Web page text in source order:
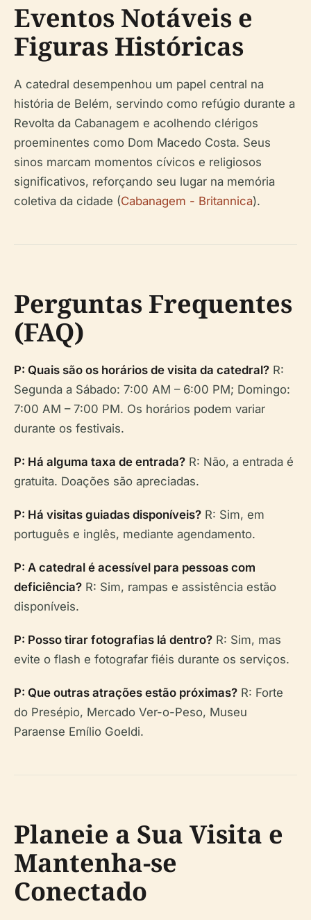
Eventos Notáveis e
Figuras Históricas
A catedral desempenhou um papel central na
história de Belém, servindo como refúgio durante a
Revolta da Cabanagem e acolhendo clérigos
proeminentes como Dom Macedo Costa. Seus
sinos marcam momentos cívicos e religiosos
significativos, reforçando seu lugar na memória
coletiva da cidade (Cabanagem - Britannica).
Perguntas Frequentes
(FAQ)
P: Quais são os horários de visita da catedral? R:
Segunda a Sábado: 7:00 AM – 6:00 PM; Domingo:
7:00 AM – 7:00 PM. Os horários podem variar
durante os festivais.
P: Há alguma taxa de entrada? R: Não, a entrada é
gratuita. Doações são apreciadas.
P: Há visitas guiadas disponíveis? R: Sim, em
português e inglês, mediante agendamento.
P: A catedral é acessível para pessoas com
deficiência? R: Sim, rampas e assistência estão
disponíveis.
P: Posso tirar fotografias lá dentro? R: Sim, mas
evite o flash e fotografar fiéis durante os serviços.
P: Que outras atrações estão próximas? R: Forte
do Presépio, Mercado Ver-o-Peso, Museu
Paraense Emílio Goeldi.
Planeie a Sua Visita e
Mantenha-se
Conectado